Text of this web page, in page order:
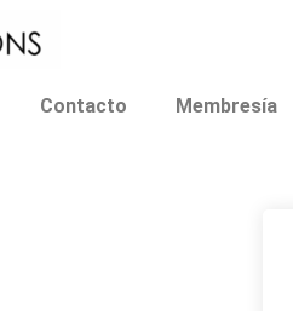
Contacto Membresía